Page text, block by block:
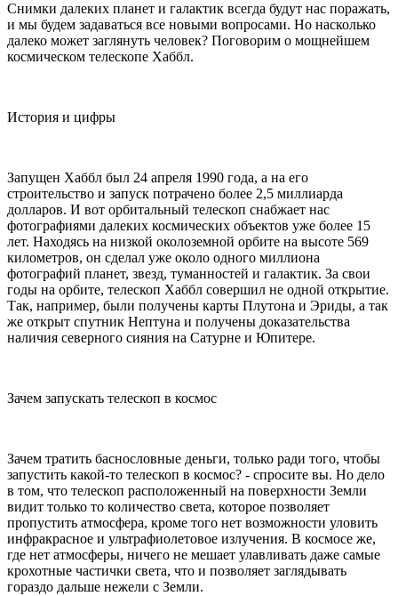
Снимки далеких планет и галактик всегда будут нас поражать,
и мы будем задаваться все новыми вопросами. Но насколько
далеко может заглянуть человек? Поговорим о мощнейшем
космическом телескопе Хаббл.
История и цифры
Запущен Хаббл был 24 апреля 1990 года, а на его
строительство и запуск потрачено более 2,5 миллиарда
долларов. И вот орбитальный телескоп снабжает нас
фотографиями далеких космических объектов уже более 15
лет. Находясь на низкой околоземной орбите на высоте 569
километров, он сделал уже около одного миллиона
фотографий планет, звезд, туманностей и галактик. За свои
годы на орбите, телескоп Хаббл совершил не одной открытие.
Так, например, были получены карты Плутона и Эриды, а так
же открыт спутник Нептуна и получены доказательства
наличия северного сияния на Сатурне и Юпитере.
Зачем запускать телескоп в космос
Зачем тратить баснословные деньги, только ради того, чтобы
запустить какой-то телескоп в космос? - спросите вы. Но дело
в том, что телескоп расположенный на поверхности Земли
видит только то количество света, которое позволяет
пропустить атмосфера, кроме того нет возможности уловить
инфракрасное и ультрафиолетовое излучения. В космосе же,
где нет атмосферы, ничего не мешает улавливать даже самые
крохотные частички света, что и позволяет заглядывать
гораздо дальше нежели с Земли.